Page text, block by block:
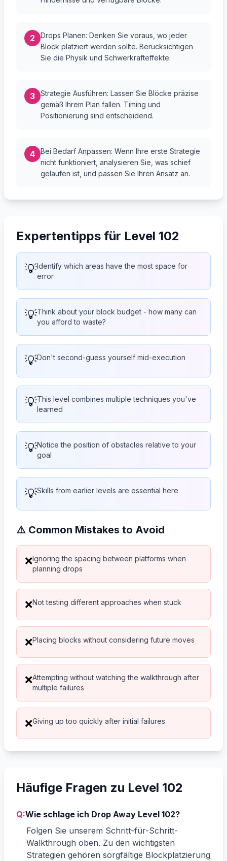
2
Drops Planen: Denken Sie voraus, wo jeder
Block platziert werden sollte. Berücksichtigen
Sie die Physik und Schwerkrafteffekte.
3
Strategie Ausführen: Lassen Sie Blöcke präzise
gemäß Ihrem Plan fallen. Timing und
Positionierung sind entscheidend.
4
Bei Bedarf Anpassen: Wenn Ihre erste Strategie
nicht funktioniert, analysieren Sie, was schief
gelaufen ist, und passen Sie Ihren Ansatz an.
Expertentipps für Level 102
💡Identify which areas have the most space for
error
💡Think about your block budget - how many can
you afford to waste?
💡Don't second-guess yourself mid-execution
💡This level combines multiple techniques you've
learned
💡Notice the position of obstacles relative to your
goal
💡Skills from earlier levels are essential here
⚠️ Common Mistakes to Avoid
❌Ignoring the spacing between platforms when
planning drops
❌Not testing different approaches when stuck
❌Placing blocks without considering future moves
❌Attempting without watching the walkthrough after
multiple failures
❌Giving up too quickly after initial failures
Häufige Fragen zu Level 102
Q:Wie schlage ich Drop Away Level 102?
Folgen Sie unserem Schritt-für-Schritt-
Walkthrough oben. Zu den wichtigsten
Strategien gehören sorgfältige Blockplatzierung